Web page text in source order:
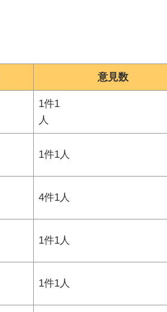
意見数
1件1
人
1件1人
4件1人
1件1人
1件1人